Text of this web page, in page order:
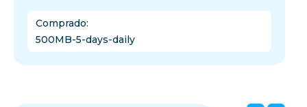
Comprado:
500MB-5-days-daily